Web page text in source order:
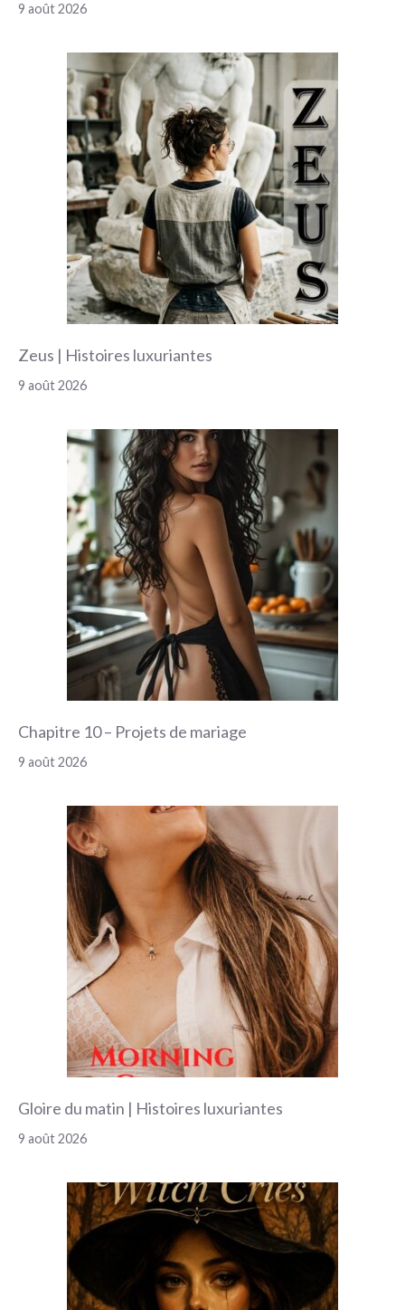
9 août 2026
Zeus | Histoires luxuriantes
9 août 2026
Chapitre 10 – Projets de mariage
9 août 2026
Gloire du matin | Histoires luxuriantes
9 août 2026